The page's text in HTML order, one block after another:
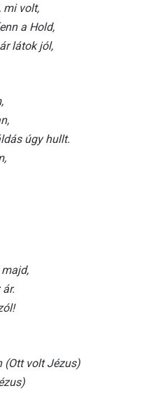
mi volt,
a Hold,
látok jól,
úgy hullt.
(Ott volt Jézus)